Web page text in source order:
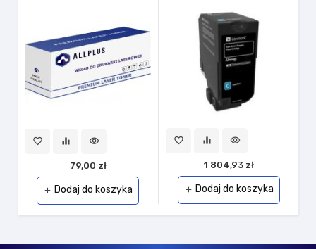
favorite_border equalizer visibility
79,00 zł
add Dodaj do koszyka
favorite_border equalizer visibility
1 804,93 zł
add Dodaj do koszyka